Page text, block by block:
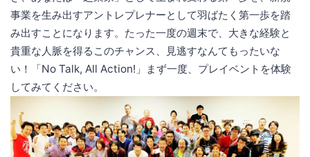
事業を生み出すアントレプレナーとして羽ばたく第一歩を踏
み出すことになります。たった一度の週末で、大きな経験と
貴重な人脈を得るこのチャンス、見逃すなんてもったいな
い！「No Talk, All Action!」まず一度、プレイベントを体験
してみてください。